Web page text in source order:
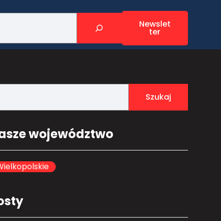
Newslet
ter
Szukaj
województwo